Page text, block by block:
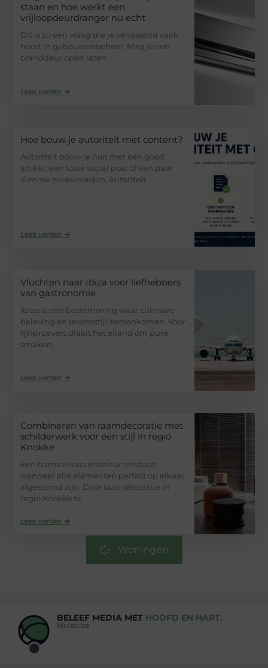
staan en hoe werkt een
vrijloopdeurdranger nu echt
Dit is zo een vraag die je verrassend vaak
hoort in gebouwenbeheer. Mag je een
branddeur open laten
Lees verder ➜
Hoe bouw je autoriteit met content?
Autoriteit bouw je niet met één goed
artikel, een losse social post of een paar
slimme zoekwoorden. Autoriteit
Lees verder ➜
Vluchten naar Ibiza voor liefhebbers
van gastronomie
Ibiza is een bestemming waar culinaire
beleving en levensstijl samenkomen. Voor
fijnproevers draait het eiland om pure
smaken,
Lees verder ➜
Combineren van raamdecoratie met
schilderwerk voor één stijl in regio
Knokke
Een harmonieus interieur ontstaat
wanneer alle elementen perfect op elkaar
afgestemd zijn. Door raamdecoratie in
regio Knokke te
Lees verder ➜
Woningen
BELEEF MEDIA MET HOOFD EN HART.
Mulac.be